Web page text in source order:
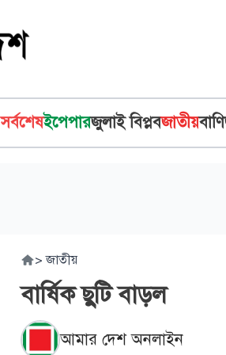
সর্বশেষইপেপারজুলাই বিপ্লবজাতীয়
> জাতীয়
বার্ষিক ছুটি বাড়ল
আমার দেশ অনলাইন